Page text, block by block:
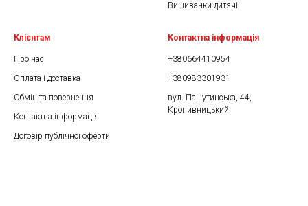
Вишиванки дитячі
Клієнтам
Про нас
Оплата і доставка
Обмін та повернення
Контактна інформація
Договір публічної оферти
Контактна інформація
+380664410954
+380983301931
вул. Пашутинська, 44,
Кропивницький